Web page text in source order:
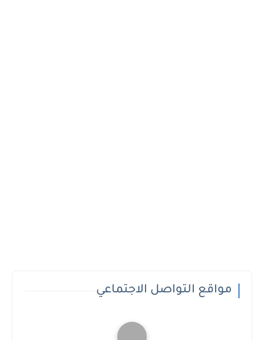
مواقع التواصل الاجتماعي